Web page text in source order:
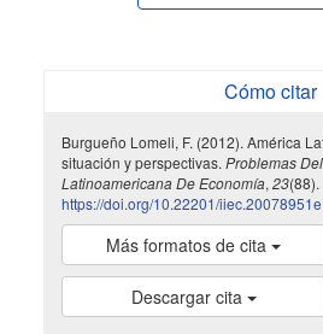
Cómo citar
Burgueño Lomeli, F. (2012). América
situación y perspectivas. Problemas
Latinoamericana De Economía, 23(88).
https://doi.org/10.22201/
Más formatos de cita
Descargar cita